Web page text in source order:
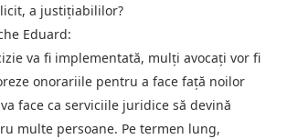
a justițiabililor?
Eduard:
va fi implementată, mulți avocați vor fi
onorariile pentru a face față noilor
face ca serviciile juridice să devină
multe persoane. Pe termen lung,